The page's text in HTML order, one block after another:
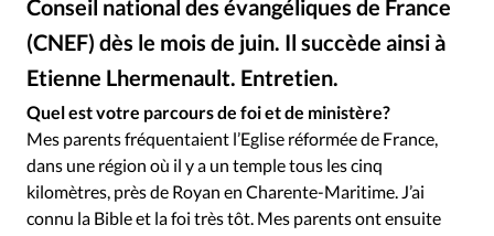
RUBRIQUES
Tous les articles
Actualité chrétienne
Dossier
Eglises Foi Génération réveil
Monde
Opinions
Publireportage
Relations Aujourd'hui
Société
Tour du monde des Eglises
Trait d'Ixène
Vécu
Vie Intérieure
Conseil national des évangéliques de France
(CNEF) dès le mois de juin. Il succède ainsi à
Etienne Lhermenault. Entretien.
Quel est votre parcours de foi et de ministère?
Mes parents fréquentaient l’Eglise réformée de France,
dans une région où il y a un temple tous les cinq
kilomètres, près de Royan en Charente-Maritime. J’ai
connu la Bible et la foi très tôt. Mes parents ont ensuite